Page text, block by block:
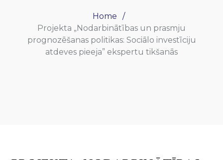
Home
Projekta „Nodarbinātības un prasmju
prognozēšanas politikas: Sociālo investīciju
atdeves pieeja” ekspertu tikšanās